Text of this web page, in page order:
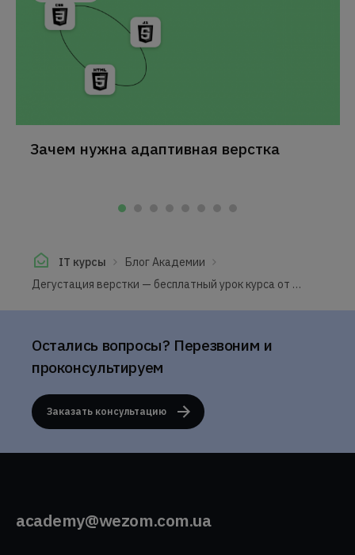
Зачем нужна адаптивная верстка
IT курсы
Блог Академии
Дегустация верстки — бесплатный урок курса от Wezom Academy
Остались вопросы? Перезвоним и
проконсультируем
Заказать консультацию
academy@wezom.com.ua